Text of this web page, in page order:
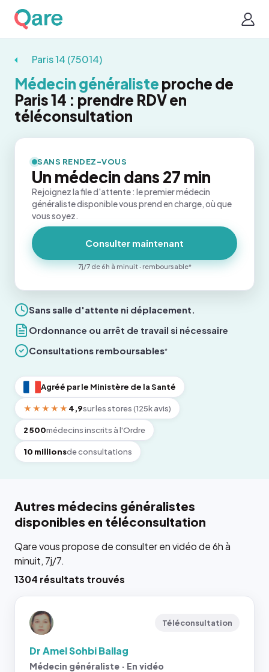
Paris 14 (75014)
Médecin généraliste proche de
Paris 14 : prendre RDV en
téléconsultation
Sans salle d'attente ni déplacement.
Ordonnance ou arrêt de travail si nécessaire
Consultations remboursables*
Agréé par le Ministère de la Santé
★★★★★ 4,9sur les stores (125k avis)
2 500médecins inscrits à l'Ordre
10 millionsde consultations
SANS RENDEZ-VOUS
Un médecin dans 27 min
Rejoignez la file d'attente : le premier médecin
généraliste disponible vous prend en charge, où que
vous soyez.
Consulter maintenant
7j/7 de 6h à minuit · remboursable*
Autres médecins généralistes
disponibles en téléconsultation
Qare vous propose de consulter en vidéo de 6h à
minuit, 7j/7.
1304 résultats trouvés
Téléconsultation
Dr Amel Sohbi Ballag
Médecin généraliste · En vidéo